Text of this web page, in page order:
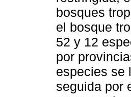
bosques
el bosque
52 y 12
por
especies se
seguida por